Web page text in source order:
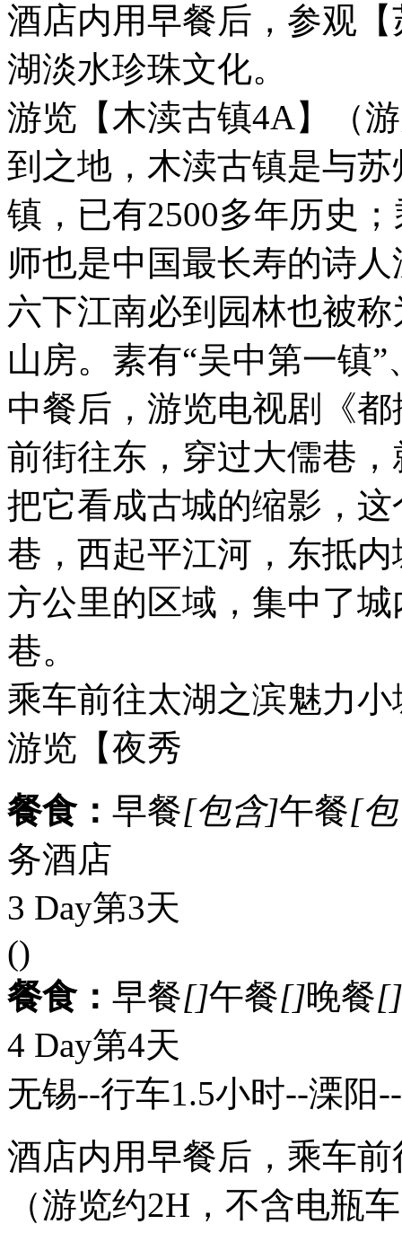
酒店内用早餐后，参观
湖淡水珍珠文化。
游览【木渎古镇4A】（
到之地，木渎古镇是与
镇，已有2500多年历史
师也是中国最长寿的诗
六下江南必到园林也被
山房。素有“吴中第一镇
中餐后，游览电视剧《
前街往东，穿过大儒巷
把它看成古城的缩影，
巷，西起平江河，东抵
方公里的区域，集中了
巷。
乘车前往太湖之滨魅力
游览【夜秀
餐食： 早餐[包含]午餐[
务酒店
3 Day第3天
()
餐食： 早餐[]午餐[]晚餐[]
4 Day第4天
无锡--行车1.5小时--溧阳
酒店内用早餐后，乘车
（游览约2H，不含电瓶